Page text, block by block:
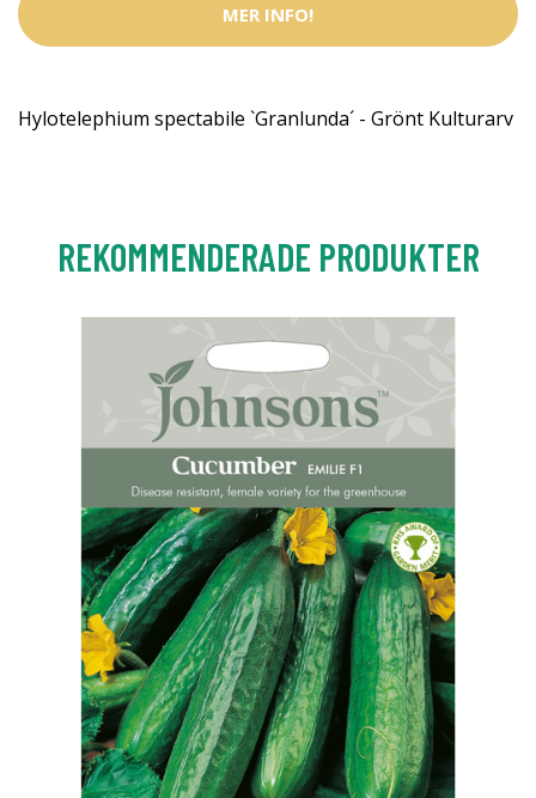
MER INFO!
Hylotelephium spectabile `Granlunda´ - Grönt Kulturarv
REKOMMENDERADE PRODUKTER